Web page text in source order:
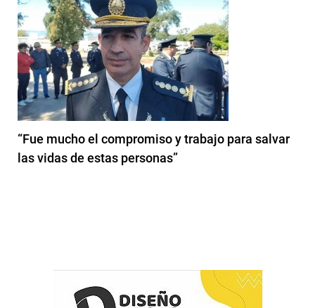
“Fue mucho el compromiso y trabajo para salvar
las vidas de estas personas”